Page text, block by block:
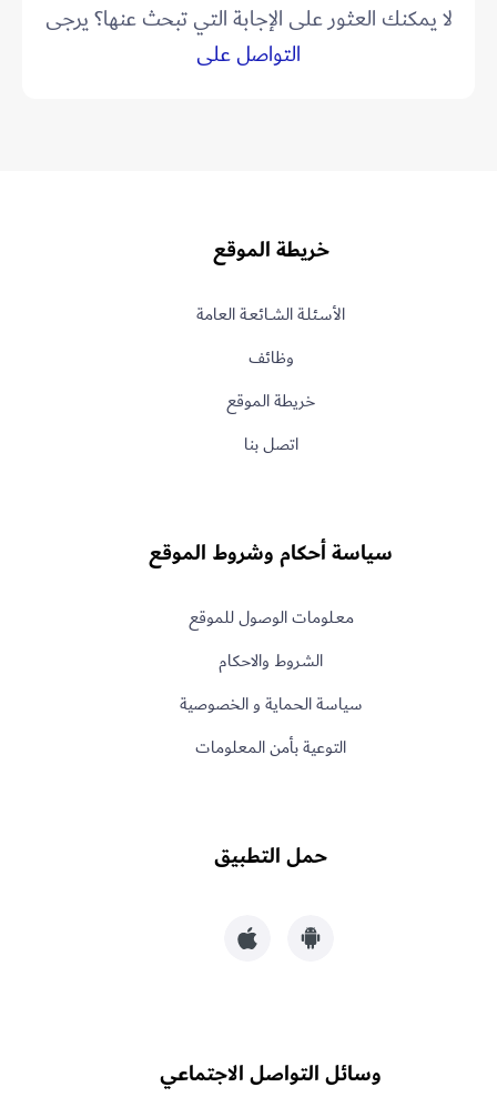
لا يمكنك العثور على الإجابة التي تبحث عنها؟ يرجى
التواصل على
خريطة الموقع
الأسـئلـة الشــائعـة العامة
وظائف
خريطة الموقع
اتصل بنا
سياسة أحكام وشروط الموقع
معـلومات الوصول للموقع
الشروط والاحكام
سياسة الحماية و الخصوصية
التوعية بأمن المعلومات
حمل التطبيق
وسائل التواصل الاجتماعي